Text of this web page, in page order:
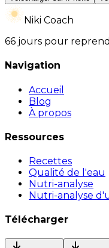
Niki Coach
66 jours pour
Navigation
Accueil
Blog
À propos
Ressources
Recettes
Qualité de l'eau
Nutri-analyse
Nutri-analyse
Télécharger